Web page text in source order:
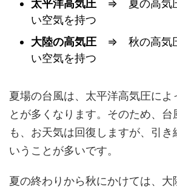
太平洋高気圧 ⇒ 夏の高気
い空気を持つ
大陸の高気圧 ⇒ 秋の高気
い空気を持つ
夏場の台風は、太平洋高気圧によ
とが多くなります。そのため、台
も、お天気は回復しますが、引き
いうことが多いです。
夏の終わりから秋にかけては、大